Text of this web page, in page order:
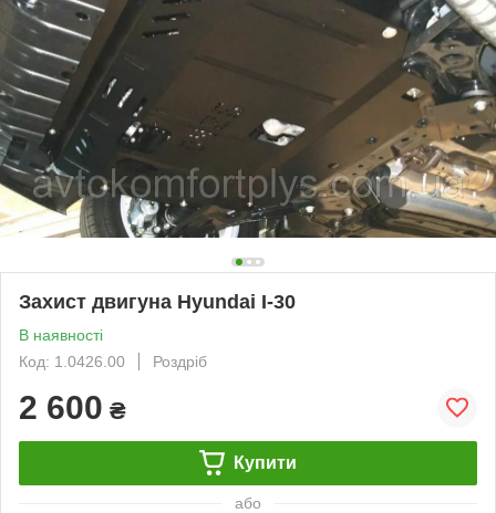
Захист двигуна Hyundai I-30
В наявності
Код: 1.0426.00
Роздріб
2 600 ₴
Купити
або